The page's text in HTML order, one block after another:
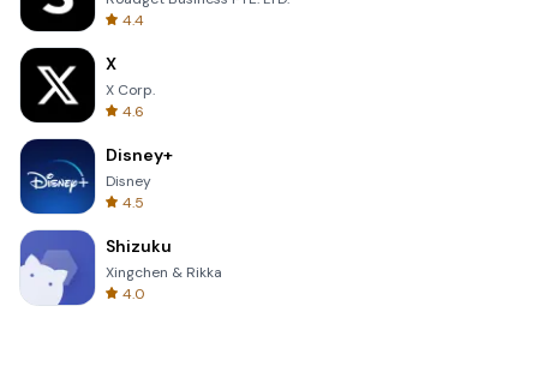
4.4
X
X Corp.
4.6
Disney+
Disney
4.5
Shizuku
Xingchen & Rikka
4.0